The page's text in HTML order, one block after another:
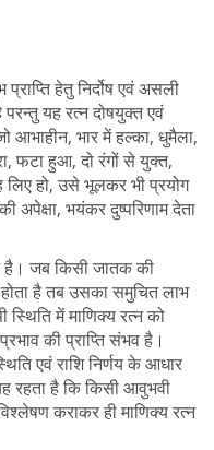
हेतु निर्दोष एवं असली
परन्तु यह रत्न दोषयुक्त एवं
आभाहीन, भार में हल्का, धुमैला,
फटा हुआ, दो रंगों से युक्त,
लिए हो, उसे भूलकर भी प्रयोग
अपेक्षा, भयंकर दुष्परिणाम देता
है। जब किसी जातक की
है तब उसका समुचित लाभ
स्थिति में माणिक्य रत्न को
की प्राप्ति संभव है।
एवं राशि निर्णय के आधार
रहता है कि किसी आवुभवी
कराकर ही माणिक्य रत्न